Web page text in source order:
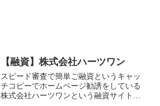
【融資】株式会社ハーツワン
スピード審査で簡単ご融資というキャッ
チコピーでホームページ勧誘をしている
株式会社ハーツワンという融資サイトは